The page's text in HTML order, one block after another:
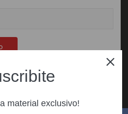
material exclusivo!